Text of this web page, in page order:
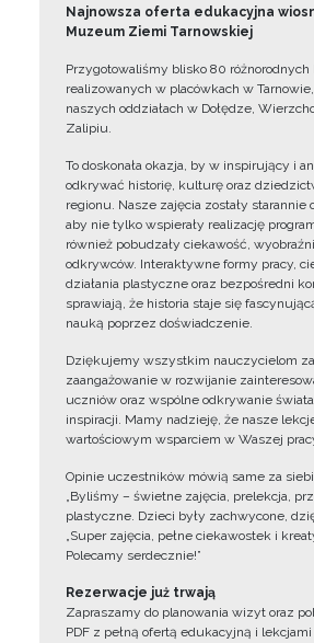
Najnowsza oferta edukacyjna
Muzeum Ziemi Tarnowskiej
Przygotowaliśmy blisko 80
realizowanych w placówkach w
naszych oddziałach w Dołędze,
Zalipiu.
To doskonała okazja, by w inspirujący i
odkrywać historię, kulturę oraz
regionu. Nasze zajęcia zostały starannie
aby nie tylko wspierały realizację
również pobudzały ciekawość,
odkrywców. Interaktywne formy pracy,
działania plastyczne oraz bezpośredni
sprawiają, że historia staje się
nauką poprzez doświadczenie.
Dziękujemy wszystkim nauczycielom
zaangażowanie w rozwijanie
uczniów oraz wspólne odkrywanie
inspiracji. Mamy nadzieję, że nasze
wartościowym wsparciem w Waszej
Opinie uczestników mówią same za
„Byliśmy – świetne zajęcia, prelekcja,
plastyczne. Dzieci były zachwycone,
„Super zajęcia, pełne ciekawostek i
Polecamy serdecznie!”
Rezerwacje już trwają
Zapraszamy do planowania wizyt oraz
PDF z pełną ofertą edukacyjną i